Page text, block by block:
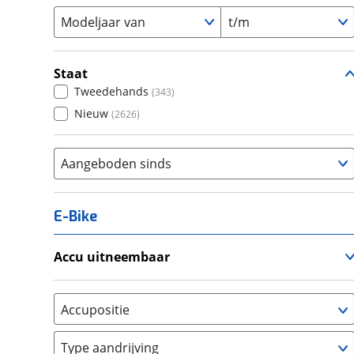
Modeljaar van t/m
Staat
Tweedehands (343)
Nieuw (2626)
Aangeboden sinds
E-Bike
Accu uitneembaar
Nee, vast (3)
Accupositie
Bagagedrager (41)
Type aandrijving